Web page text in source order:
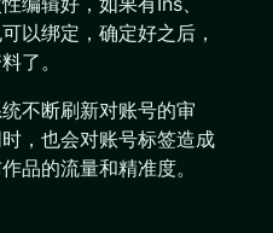
以绑定，确定好之后，
了。
不断刷新对账号的审
，也会对账号标签造成
品的流量和精准度。